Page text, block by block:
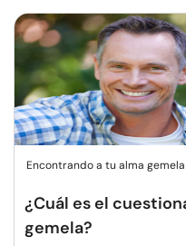
Encontrando a tu alma gemela
¿Cuál es el
gemela?